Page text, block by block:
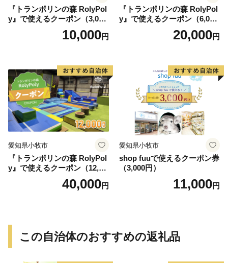
『トランポリンの森 RolyPol
y』で使えるクーポン（3,000
10,000円
『トランポリンの森 RolyPol
y』で使えるクーポン（6,000
20,000円
愛知県小牧市
『トランポリンの森 RolyPol
y』で使えるクーポン（12,00
40,000円
愛知県小牧市
shop fuuで使えるクーポン券
（3,000円）
11,000円
この自治体のおすすめの返礼品